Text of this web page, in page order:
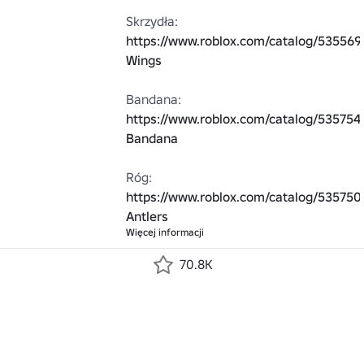
https://www.roblox.com/catalog/
Wings
https://www.roblox.com/catalog/
Bandana
https://www.roblox.com/catalog/
Antlers
Więcej informacji
70.8K